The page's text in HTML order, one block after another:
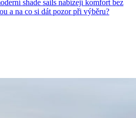
shade sails nabízejí komfort bez
a na co si dát pozor při výběru?